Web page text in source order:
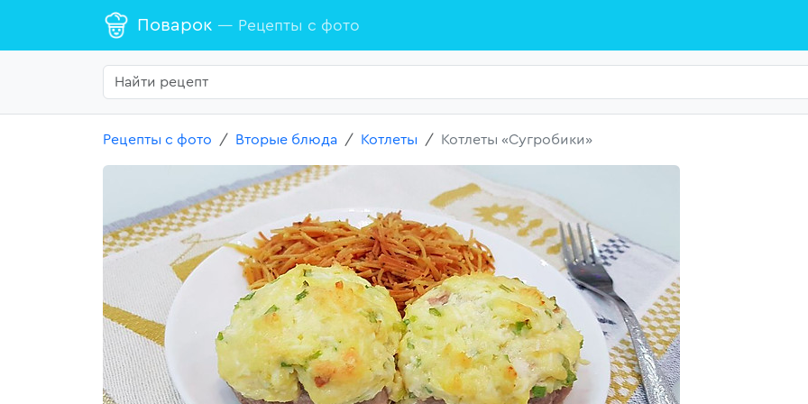
Поварок — Рецепты с фото
Рецепты с фото Вторые блюда Котлеты Котлеты «Сугробики»